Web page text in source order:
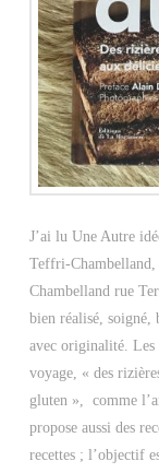
J’ai lu Une Autre
Teffri-Chambelland,
Chambelland rue
bien réalisé, soigné,
avec originalité. Les
voyage, « des
gluten », comme
propose aussi des
recettes ; l’objectif